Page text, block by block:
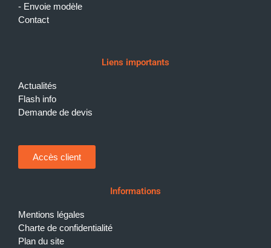
Envoie modèle
Contact
Liens importants
Actualités
Flash info
Demande de devis
Accès client
Informations
Mentions légales
Charte de confidentialité
Plan du site